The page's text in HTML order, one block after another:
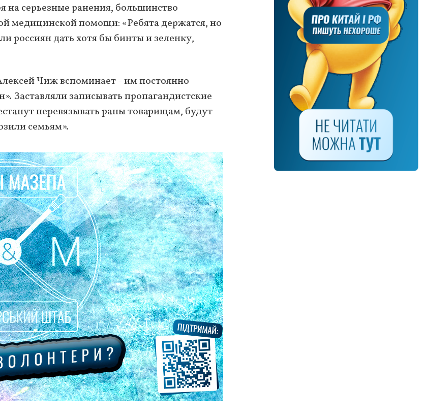
на серьезные ранения, большинство
медицинской помощи: «Ребята держатся, но
россиян дать хотя бы бинты и зеленку,
Чиж вспоминает - им постоянно
Заставляли записывать пропагандистские
перевязывать раны товарищам, будут
семьям».